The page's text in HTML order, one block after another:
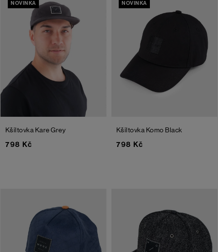
NOVINKA
Kšiltovka KareGrey
798 Kč
NOVINKA
Kšiltovka Komo Black
798 Kč